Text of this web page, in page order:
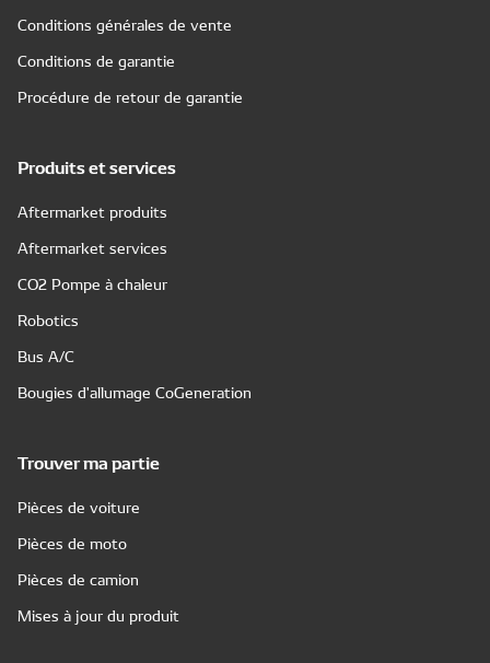
Conditions générales de vente
Conditions de garantie
Procédure de retour de garantie
Produits et services
Aftermarket produits
Aftermarket services
CO2 Pompe à chaleur
Robotics
Bus A/C
Bougies d'allumage CoGeneration
Trouver ma partie
Pièces de voiture
Pièces de moto
Pièces de camion
Mises à jour du produit